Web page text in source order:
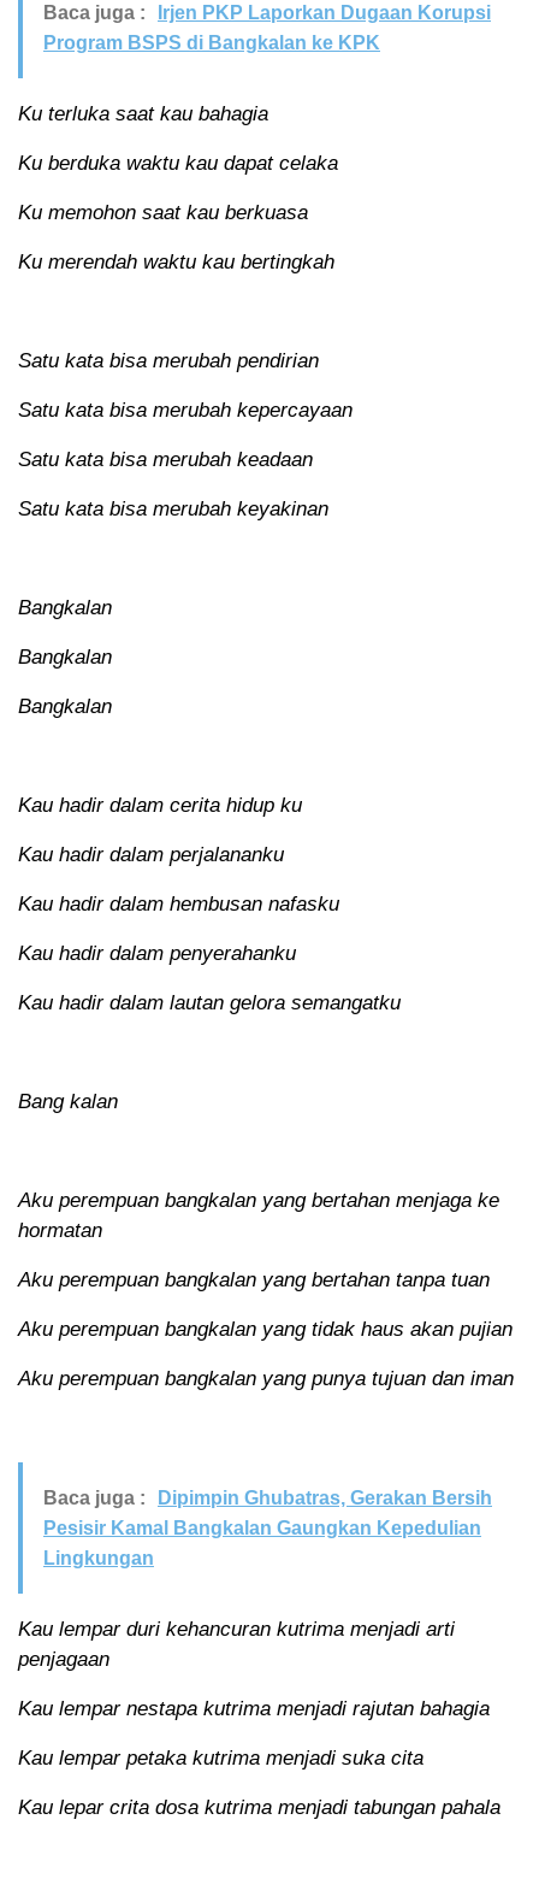
Baca juga :
Irjen PKP Laporkan Dugaan Korupsi
Program BSPS di Bangkalan ke KPK
Ku terluka saat kau bahagia
Ku berduka waktu kau dapat celaka
Ku memohon saat kau berkuasa
Ku merendah waktu kau bertingkah
Satu kata bisa merubah pendirian
Satu kata bisa merubah kepercayaan
Satu kata bisa merubah keadaan
Satu kata bisa merubah keyakinan
Bangkalan
Bangkalan
Bangkalan
Kau hadir dalam cerita hidup ku
Kau hadir dalam perjalananku
Kau hadir dalam hembusan nafasku
Kau hadir dalam penyerahanku
Kau hadir dalam lautan gelora semangatku
Bang kalan
Aku perempuan bangkalan yang bertahan menjaga ke
hormatan
Aku perempuan bangkalan yang bertahan tanpa tuan
Aku perempuan bangkalan yang tidak haus akan pujian
Aku perempuan bangkalan yang punya tujuan dan iman
Baca juga :
Dipimpin Ghubatras, Gerakan Bersih
Pesisir Kamal Bangkalan Gaungkan Kepedulian
Lingkungan
Kau lempar duri kehancuran kutrima menjadi arti
penjagaan
Kau lempar nestapa kutrima menjadi rajutan bahagia
Kau lempar petaka kutrima menjadi suka cita
Kau lepar crita dosa kutrima menjadi tabungan pahala